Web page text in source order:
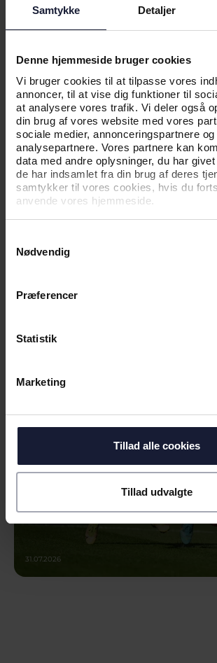
Samtykke Detaljer
Denne hjemmeside bruger cookies
Vi bruger cookies til at tilpasse vores
annoncer, til at vise dig funktioner til
at analysere vores trafik. Vi deler også
din brug af vores website med vores
sociale medier, annonceringspartnere og
analysepartnere. Vores partnere kan
data med andre oplysninger, du har
de har indsamlet fra din brug af deres
samtykker til vores cookies, hvis du
anvende vores hjemmeside.
Nødvendig
Præferencer
Statistik
Marketing
Tillad alle cookies
Tillad udvalgte
VELKOMMEN TIL COLIN
31.07.2026